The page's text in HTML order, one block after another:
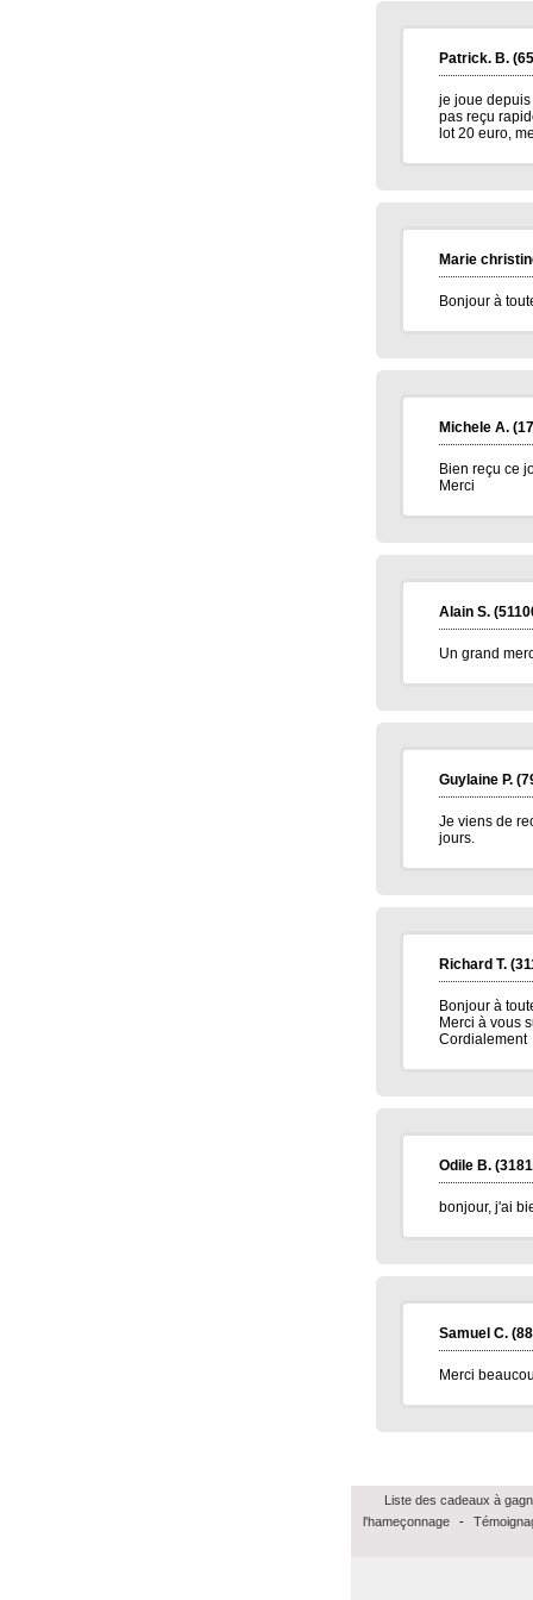
Patrick. B.
je joue
pas reçu
lot 20 euro,
Marie
Bonjour à
Michele A.
Bien reçu ce
Merci
Alain S.
Un grand
Guylaine P.
Je viens de
jours.
Richard T.
Bonjour à
Merci à vous
Cordialement
Odile B.
bonjour, j'ai
Samuel C.
Merci
Liste des cadeaux à
l'hameçonnage
-